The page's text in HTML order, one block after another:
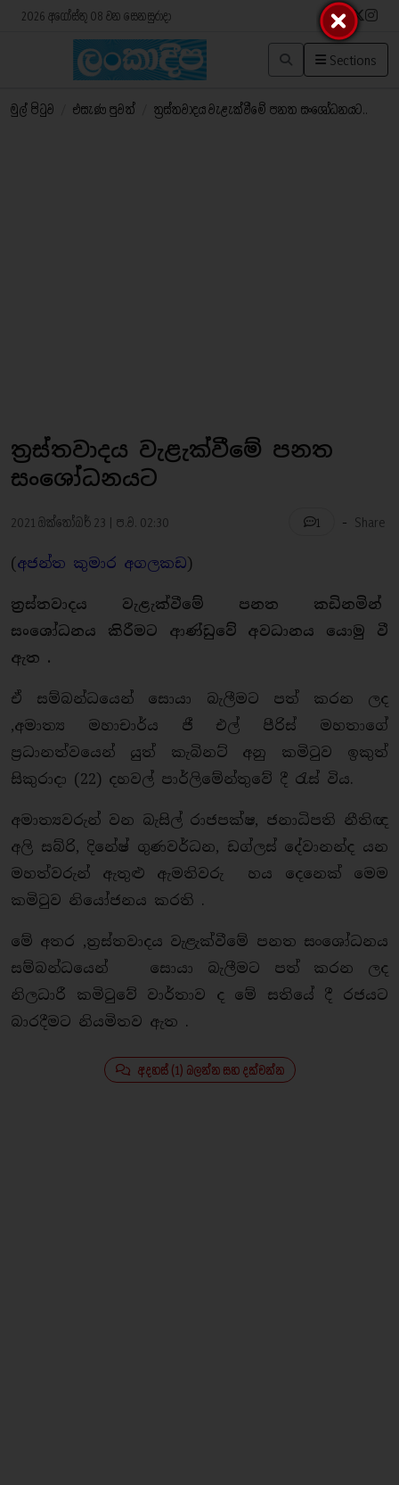
2026 අගෝස්තු 08 වන සෙනසුරාදා
Sections
මුල් පිටුව එසැණ පුවත් ත්‍රස්තවාදය වැළැක්වීමේ පනත සංශෝධනයට..
ත්‍රස්තවාදය වැළැක්වීමේ පනත
සංශෝධනයට
2021 ඔක්තෝබර් 23 | ප.ව. 02:30 1 - Share
(අජන්ත කුමාර අගලකඩ)
ත්‍රස්තවාදය වැළැක්වීමේ පනත කඩිනමින්
සංශෝධනය කිරීමට ආණ්ඩුවේ අවධානය යොමු වී
ඇත .
ඒ සම්බන්ධයෙන් සොයා බැලීමට පත් කරන ලද
,අමාත්‍ය මහාචාර්ය ජී එල් පීරිස් මහතාගේ
ප්‍රධානත්වයෙන් යුත් කැබිනට් අනු කමිටුව ඉකුත්
සිකුරාදා (22) දහවල් පාර්ලිමේන්තුවේ දී රැස් විය.
අමාත්‍යවරුන් වන බැසිල් රාජපක්ෂ, ජනාධිපති නීතිඥ
අලි සබ්රි, දිනේෂ් ගුණවර්ධන, ඩග්ලස් දේවානන්ද යන
මහත්වරුන් ඇතුළු ඇමතිවරු හය දෙනෙක් මෙම
කමිටුව නියෝජනය කරති .
මේ අතර ,ත්‍රස්තවාදය වැළැක්වීමේ පනත සංශෝධනය
සම්බන්ධයෙන් සොයා බැලීමට පත් කරන ලද
නිලධාරී කමිටුවේ වාර්තාව ද මේ සතියේ දී රජයට
බාරදීමට නියමිතව ඇත .
අදහස් (1) බලන්න සහ දක්වන්න